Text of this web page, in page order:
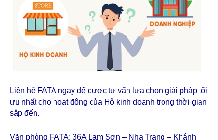
Liên hệ FATA ngay để được tư vấn lựa chọn giải pháp tối
ưu nhất cho hoạt động của Hộ kinh doanh trong thời gian
sắp đến.
Văn phòng FATA: 36A Lam Sơn – Nha Trang – Khánh